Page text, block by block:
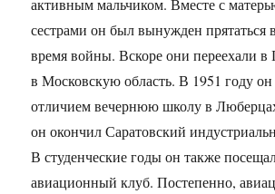
активным мальчиком. Вместе с
сестрами он был вынужден прятаться
время войны. Вскоре они переехали в
в Московскую область. В 1951 году
отличием вечернюю школу в
он окончил Саратовский
В студенческие годы он также
авиационный клуб. Постепенно,